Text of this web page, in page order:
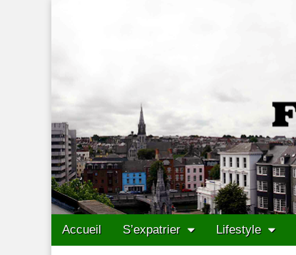
Main menu
Skip to content
Accueil S’expatrier Lifestyle